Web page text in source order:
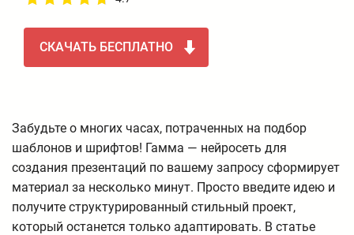
СКАЧАТЬ БЕСПЛАТНО
Забудьте о многих часах, потраченных на подбор
шаблонов и шрифтов! Гамма — нейросеть для
создания презентаций по вашему запросу сформирует
материал за несколько минут. Просто введите идею и
получите структурированный стильный проект,
который останется только адаптировать. В статье